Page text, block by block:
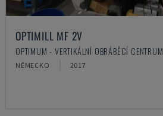
OPTIMILL MF 2V
OPTIMUM - VERTIKÁLNÍ OBRÁBĚCÍ CENTRUM
NĚMECKO 2017